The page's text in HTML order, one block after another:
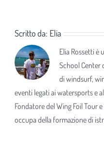
Scritto da: Elia
Elia Rossetti è
School Center
di windsurf,
eventi legati ai watersports e
Fondatore del Wing Foil Tour
occupa della formazione di